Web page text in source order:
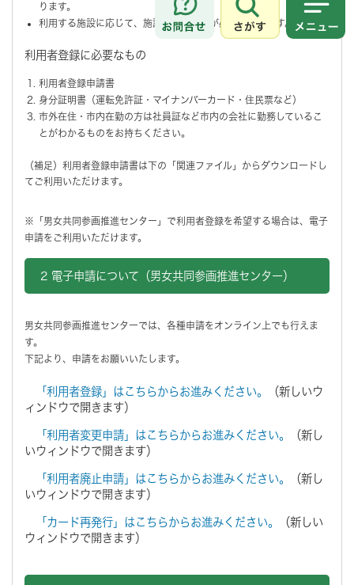
さがす
ります。
利用する施設に応じて、施設ごとに登録が必要になります。
利用者登録に必要なもの
利用者登録申請書
身分証明書（運転免許証・マイナンバーカード・住民票など）
市外在住・市内在勤の方は社員証など市内の会社に勤務しているこ
とがわかるものをお持ちください。
（補足）利用者登録申請書は下の「関連ファイル」からダウンロードし
てご利用いただけます。
※「男女共同参画推進センター」で利用者登録を希望する場合は、電子
申請をご利用いただけます。
2 電子申請について（男女共同参画推進センター）
男女共同参画推進センターでは、各種申請をオンライン上でも行えま
す。
下記より、申請をお願いいたします。
「利用者登録」はこちらからお進みください。
（新しいウ
ィンドウで開きます）
「利用者変更申請」はこちらからお進みください。
（新し
いウィンドウで開きます）
「利用者廃止申請」はこちらからお進みください。
（新し
いウィンドウで開きます）
「カード再発行」はこちらからお進みください。
（新しい
ウィンドウで開きます）